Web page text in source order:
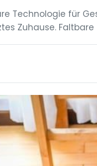
Technologie
Zuhause. Faltbare